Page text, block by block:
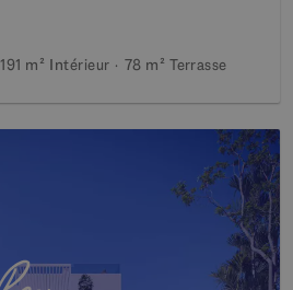
191 m² Intérieur 78 m² Terrasse